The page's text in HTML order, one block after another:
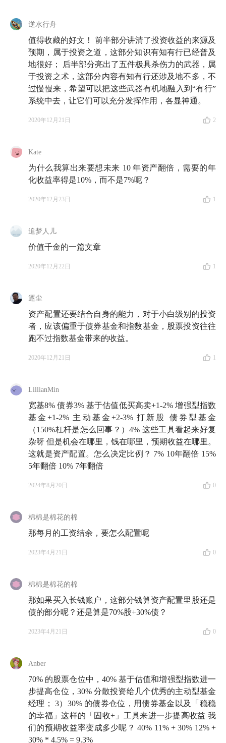
逆水行舟
值得收藏的好文！ 前半部分讲清了投资收益的来源及
预期，属于投资之道，这部分知识有知有行已经普及
地很好； 后半部分亮出了五件极具杀伤力的武器，属
于投资之术，这部分内容有知有行还涉及地不多，不
过慢慢来，希望可以把这些武器有机地融入到“有行”
系统中去，让它们可以充分发挥作用，各显神通。
2020年12月21日 2
Kate
为什么我算出来要想未来 10 年资产翻倍，需要的年
化收益率得是10%，而不是7%呢？
2020年12月23日 1
追梦人儿
价值千金的一篇文章
2020年12月22日 1
逐尘
资产配置还要结合自身的能力，对于小白级别的投资
者，应该偏重于债券基金和指数基金，股票投资往往
跑不过指数基金带来的收益。
2020年12月21日 1
LillianMin
宽基8% 债券3% 基于估值低买高卖+1-2% 增强型指数
基金+1-2% 主动基金+2-3% 打新股 债券型基金
（150%杠杆是怎么回事？）4% 这些工具看起来好复
杂呀 但是机会在哪里，钱在哪里，预期收益在哪里。
这就是资产配置。怎么决定比例？ 7% 10年翻倍 15%
5年翻倍 10% 7年翻倍
2024年8月20日 0
棉棉是棉花的棉
那每月的工资结余，要怎么配置呢
2023年4月21日 0
棉棉是棉花的棉
那如果买入长钱账户，这部分钱算资产配置里股还是
债的部分呢？还是算是70%股+30%债？
2023年4月21日 0
Anber
70% 的股票仓位中，40% 基于估值和增强型指数进一
步提高仓位，30% 分散投资给几个优秀的主动型基金
经理； 3）30% 的债券仓位，用债券基金以及「稳稳
的幸福」这样的「固收+」工具来进一步提高收益 我
们的预期收益率变成多少呢？ 40% 11% + 30% 12% +
30% * 4.5% = 9.3%